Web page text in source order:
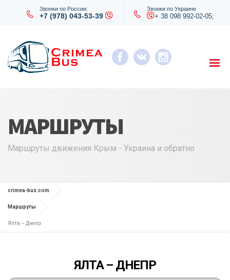
Звонки по России:
+7 (978) 043-53-39
Звонки по Украине
+ 38 098 992-02-05;
МАРШРУТЫ
Маршруты движения Крым - Украина и обратно
crimea-bus.com
Маршруты
Ялта – Днепр
ЯЛТА – ДНЕПР